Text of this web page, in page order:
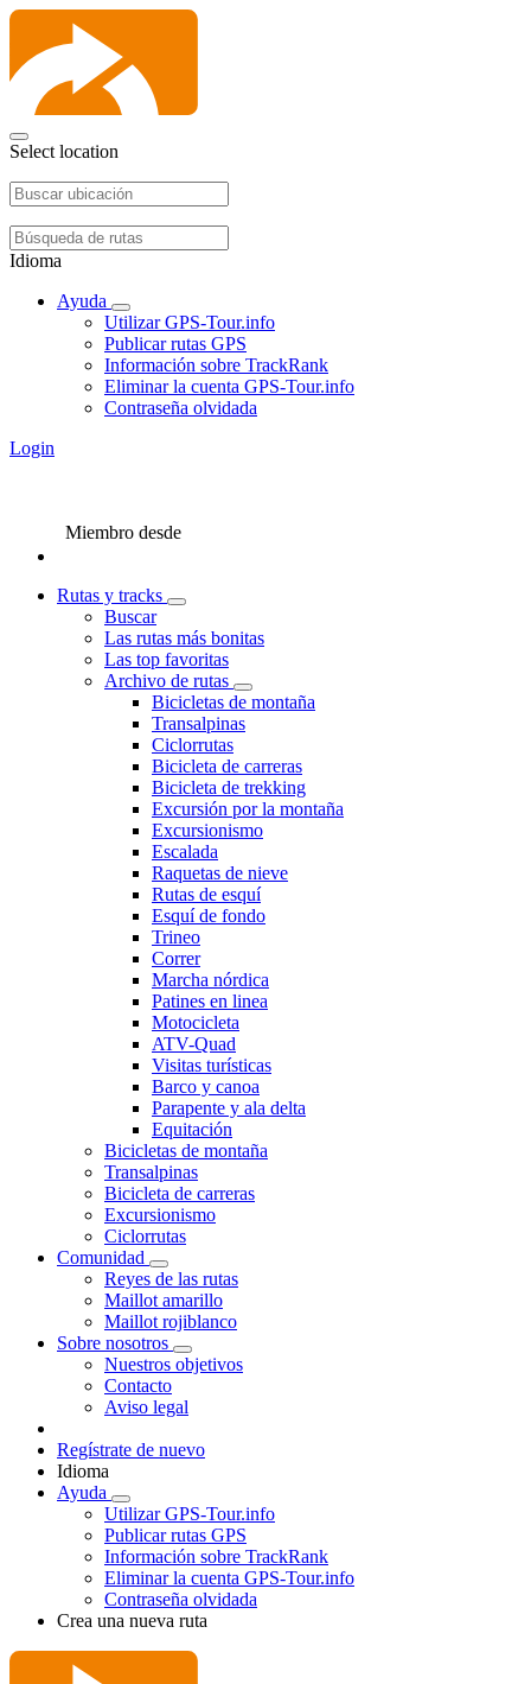
Select location
Idioma
Ayuda
Utilizar GPS-Tour.info
Publicar rutas GPS
Información sobre TrackRank
Eliminar la cuenta GPS-Tour.info
Contraseña olvidada
Login
Miembro desde
Rutas y tracks
Buscar
Las rutas más bonitas
Las top favoritas
Archivo de rutas
Bicicletas de montaña
Transalpinas
Ciclorrutas
Bicicleta de carreras
Bicicleta de trekking
Excursión por la montaña
Excursionismo
Escalada
Raquetas de nieve
Rutas de esquí
Esquí de fondo
Trineo
Correr
Marcha nórdica
Patines en linea
Motocicleta
ATV-Quad
Visitas turísticas
Barco y canoa
Parapente y ala delta
Equitación
Bicicletas de montaña
Transalpinas
Bicicleta de carreras
Excursionismo
Ciclorrutas
Comunidad
Reyes de las rutas
Maillot amarillo
Maillot rojiblanco
Sobre nosotros
Nuestros objetivos
Contacto
Aviso legal
Regístrate de nuevo
Idioma
Ayuda
Utilizar GPS-Tour.info
Publicar rutas GPS
Información sobre TrackRank
Eliminar la cuenta GPS-Tour.info
Contraseña olvidada
Crea una nueva ruta